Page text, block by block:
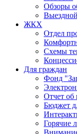
Обзоры
ЖКХ
Отдел
Схемы
Для граждан
Фонд
Отчет об
Бюджет
Горячие